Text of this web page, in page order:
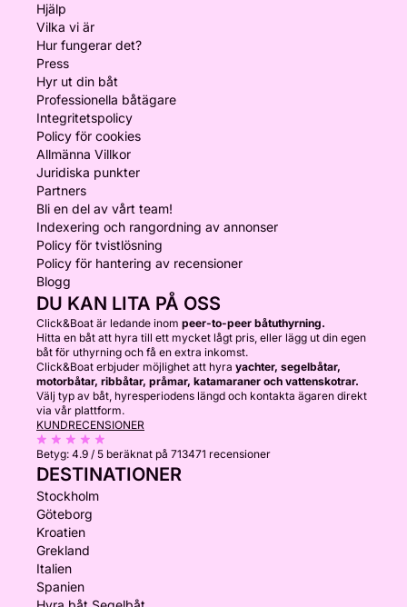
Hjälp
Vilka vi är
Hur fungerar det?
Press
Hyr ut din båt
Professionella båtägare
Integritetspolicy
Policy för cookies
Allmänna Villkor
Juridiska punkter
Partners
Bli en del av vårt team!
Indexering och rangordning av annonser
Policy för tvistlösning
Policy för hantering av recensioner
Blogg
DU KAN LITA PÅ OSS
Click&Boat är ledande inom peer-to-peer båtuthyrning.
Hitta en båt att hyra till ett mycket lågt pris, eller lägg ut din egen
båt för uthyrning och få en extra inkomst.
Click&Boat erbjuder möjlighet att hyra yachter, segelbåtar,
motorbåtar, ribbåtar, pråmar, katamaraner och vattenskotrar.
Välj typ av båt, hyresperiodens längd och kontakta ägaren direkt
via vår plattform.
KUNDRECENSIONER
Betyg: 4.9 / 5 beräknat på 713471 recensioner
DESTINATIONER
Stockholm
Göteborg
Kroatien
Grekland
Italien
Spanien